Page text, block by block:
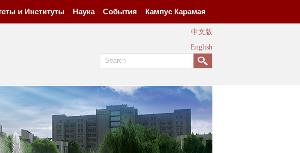
и Институты Наука События Кампус Карамая
中文版
English